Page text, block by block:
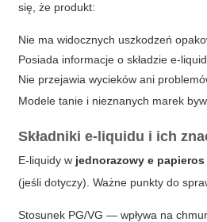
się, że produkt:
Nie ma widocznych uszkodzeń
Posiada informacje o składzie e-
Nie przejawia wycieków ani
Modele tanie i nieznanych marek
Składniki e-liquidu i ich
E-liquidy w jednorazowy e papieros
(jeśli dotyczy). Ważne punkty do
Stosunek PG/VG — wpływa na